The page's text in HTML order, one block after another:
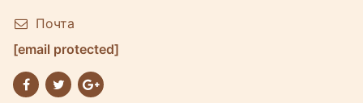
Почта
[email protected]